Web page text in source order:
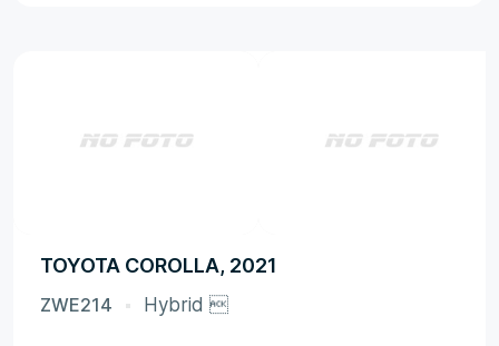
TOYOTA COROLLA, 2021
ZWE214 Hybrid 